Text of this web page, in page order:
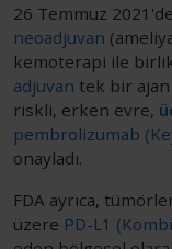
26 Temmuz 2021'de
neoadjuvan
kemoterapi ile
adjuvan tek bir
riskli, erken evre,
pembrolizumab
onayladı.
FDA ayrıca,
üzere PD-L1